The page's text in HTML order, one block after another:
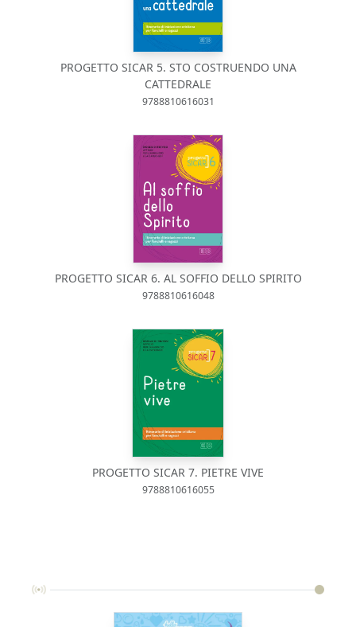
PROGETTO SICAR 5. STO COSTRUENDO UNA
CATTEDRALE
9788810616031
PROGETTO SICAR 6. AL SOFFIO DELLO SPIRITO
9788810616048
PROGETTO SICAR 7. PIETRE VIVE
9788810616055